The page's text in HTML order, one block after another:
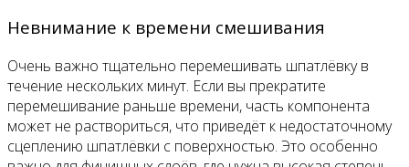
Невнимание к времени смешивания
Очень важно тщательно перемешивать шпатлёвку в
течение нескольких минут. Если вы прекратите
перемешивание раньше времени, часть компонента
может не раствориться, что приведёт к недостаточному
сцеплению шпатлёвки с поверхностью. Это особенно